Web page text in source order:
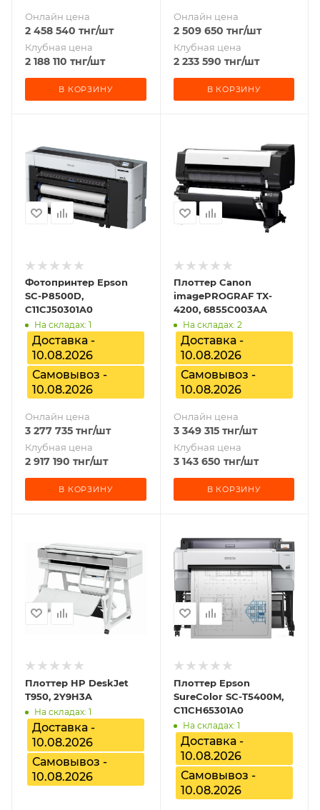
Онлайн цена
2 458 540 тнг/шт
Клубная цена
2 188 110 тнг/шт
В КОРЗИНУ
Онлайн цена
2 509 650 тнг/шт
Клубная цена
2 233 590 тнг/шт
В КОРЗИНУ
Фотопринтер Epson
SC-P8500D,
C11CJ50301A0
На складах: 1
Доставка -
10.08.2026
Самовывоз -
10.08.2026
Онлайн цена
3 277 735 тнг/шт
Клубная цена
2 917 190 тнг/шт
В КОРЗИНУ
Плоттер Canon
imagePROGRAF TX-
4200, 6855C003AA
На складах: 2
Доставка -
10.08.2026
Самовывоз -
10.08.2026
Онлайн цена
3 349 315тнг/шт
Клубная цена
3 143 650 тнг/шт
В КОРЗИНУ
Плоттер HP DeskJet
T950, 2Y9H3A
На складах: 1
Доставка -
10.08.2026
Самовывоз -
10.08.2026
Плоттер Epson
SureColor SC-T5400M,
C11CH65301A0
На складах: 1
Доставка -
10.08.2026
Самовывоз -
10.08.2026